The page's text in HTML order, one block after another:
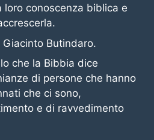
loro conoscenza biblica e
Butindaro.
che la Bibbia dice
di persone che hanno
che ci sono,
e di ravvedimento